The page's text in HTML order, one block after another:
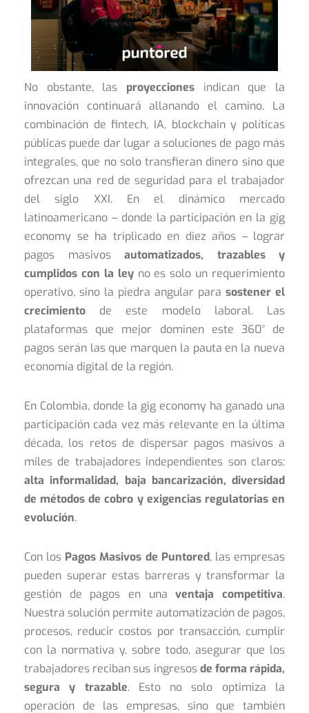
No obstante, las proyecciones indican que la
innovación continuará allanando el camino. La
combinación de fintech, IA, blockchain y políticas
públicas puede dar lugar a soluciones de pago más
integrales, que no solo transfieran dinero sino que
ofrezcan una red de seguridad para el trabajador
del siglo XXI. En el dinámico mercado
latinoamericano – donde la participación en la gig
economy se ha triplicado en diez años – lograr
pagos masivos automatizados, trazables y
cumplidos con la leyno es solo un requerimiento
operativo, sino la piedra angular para sostener el
crecimiento de este modelo laboral. Las
plataformas que mejor dominen este 360° de
pagos serán las que marquen la pauta en la nueva
economía digital de la región.
En Colombia, donde la gig economy ha ganado una
participación cada vez más relevante en la última
década, los retos de dispersar pagos masivos a
miles de trabajadores independientes son claros:
alta informalidad, baja bancarización, diversidad
de métodos de cobro y exigencias regulatorias en
evolución.
Con los Pagos Masivos de Puntored, las empresas
pueden superar estas barreras y transformar la
gestión de pagos en unaventaja competitiva.
Nuestra solución permite automatización de pagos,
procesos, reducir costos por transacción, cumplir
con la normativa y, sobre todo, asegurar que los
trabajadores reciban sus ingresosde forma rápida,
segura y trazable. Esto no solo optimiza la
operación de las empresas, sino que también